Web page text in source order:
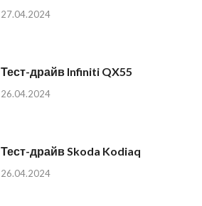
27.04.2024
Тест-драйв Infiniti QX55
26.04.2024
Тест-драйв Skoda Kodiaq
26.04.2024